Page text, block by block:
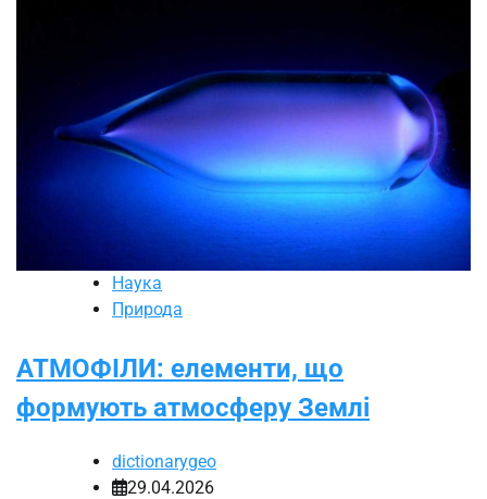
Наука
Природа
АТМОФІЛИ: елементи, що
формують атмосферу Землі
dictionarygeo
29.04.2026